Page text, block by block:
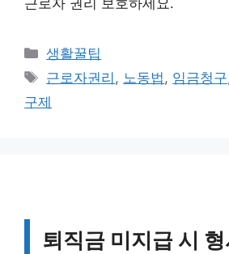
근로자 권리 보호하세요.
카
테
리
생활꿀팁
태
그
근로자권리 , 노동법, 임금청구
구제
퇴직금 미지급 시